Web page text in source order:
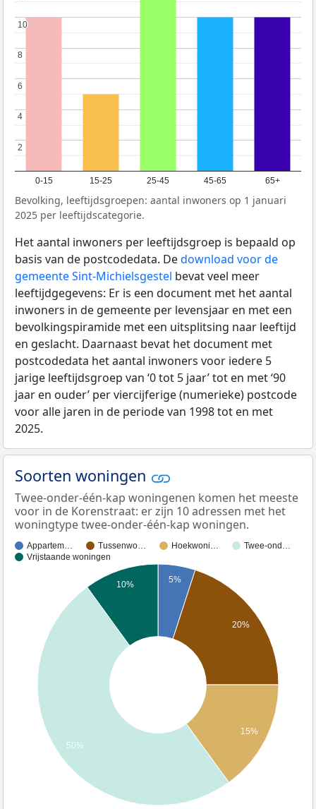
0-15 15-25 25-45 45-65 65+
2
2
4
4
6
6
8
8
10
10
Bevolking, leeftijdsgroepen: aantal inwoners op 1 januari
2025 per leeftijdscategorie.
Het aantal inwoners per leeftijdsgroep is bepaald op
basis van de postcodedata. Dedownload voor de
gemeente Sint-Michielsgestel bevat veel meer
leeftijdgegevens: Er is een document met het aantal
inwoners in de gemeente per levensjaar en met een
bevolkingspiramide met een uitsplitsing naar leeftijd
en geslacht. Daarnaast bevat het document met
postcodedata het aantal inwoners voor iedere 5
jarige leeftijdsgroep van ‘0 tot 5 jaar’ tot en met ‘90
jaar en ouder’ per viercijferige (numerieke) postcode
voor alle jaren in de periode van 1998 tot en met
2025.
Soorten woningen
Twee-onder-één-kap woningenen komen het meeste
voor in de Korenstraat: er zijn 10 adressen met het
woningtype twee-onder-één-kap woningen.
Appartem… Tussenwo… Hoekwoni…
Twee-ond…
Vrijstaande woningen
5%
20%
15%
10%
50%